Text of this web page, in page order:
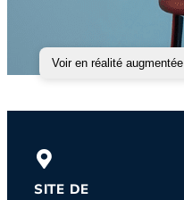
Voir en réalité augmentée
SITE DE